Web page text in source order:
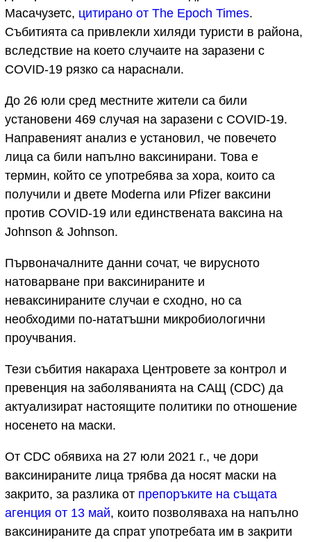
Масачузетс, цитирано от The Epoch Times.
Събитията са привлекли хиляди туристи в района,
вследствие на което случаите на заразени с
COVID-19 рязко са нараснали.
До 26 юли сред местните жители са били
установени 469 случая на заразени с COVID-19.
Направеният анализ е установил, че повечето
лица са били напълно ваксинирани. Това е
термин, който се употребява за хора, които са
получили и двете Moderna или Pfizer ваксини
против COVID-19 или единствената ваксина на
Johnson & Johnson.
Първоначалните данни сочат, че вирусното
натоварване при ваксинираните и
неваксинираните случаи е сходно, но са
необходими по-нататъшни микробиологични
проучвания.
Тези събития накараха Центровете за контрол и
превенция на заболяванията на САЩ (CDC) да
актуализират настоящите политики по отношение
носенето на маски.
От CDC обявиха на 27 юли 2021 г., че дори
ваксинираните лица трябва да носят маски на
закрито, за разлика от препоръките на същата
агенция от 13 май, които позволяваха на напълно
ваксинираните да спрат употребата им в закрити